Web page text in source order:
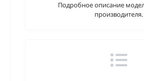
Подробное описание
производителя.